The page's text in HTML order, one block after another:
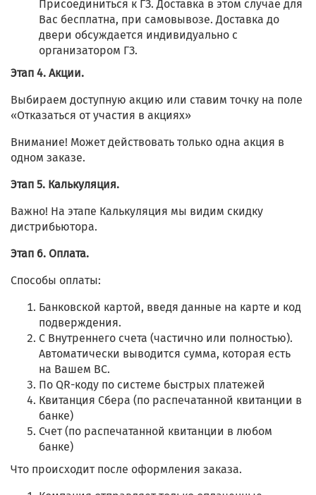
Присоединиться к ГЗ. Доставка в этом случае для
Вас бесплатна, при самовывозе. Доставка до
двери обсуждается индивидуально с
организатором ГЗ.
Этап 4. Акции.
Выбираем доступную акцию или ставим точку на поле
«Отказаться от участия в акциях»
Внимание! Может действовать только одна акция в
одном заказе.
Этап 5. Калькуляция.
Важно! На этапе Калькуляция мы видим скидку
дистрибьютора.
Этап 6. Оплата.
Способы оплаты:
Банковской картой, введя данные на карте и код
подверждения.
С Внутреннего счета (частично или полностью).
Автоматически выводится сумма, которая есть
на Вашем ВС.
По QR-коду по системе быстрых платежей
Квитанция Сбера (по распечатанной квитанции в
банке)
Счет (по распечатанной квитанции в любом
банке)
Что происходит после оформления заказа.